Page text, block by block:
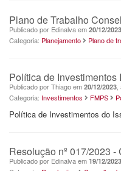
Plano de Trabalho
Publicado por Edinalva em 20/12/2023
Categoria: Planejamento Plano de
Política de Investimentos
Publicado por Thiago em 20/12/2023
Categoria: Investimentos FMPS
Política de Investimentos do
Resolução nº 017/2023
Publicado por Edinalva em 19/12/2023